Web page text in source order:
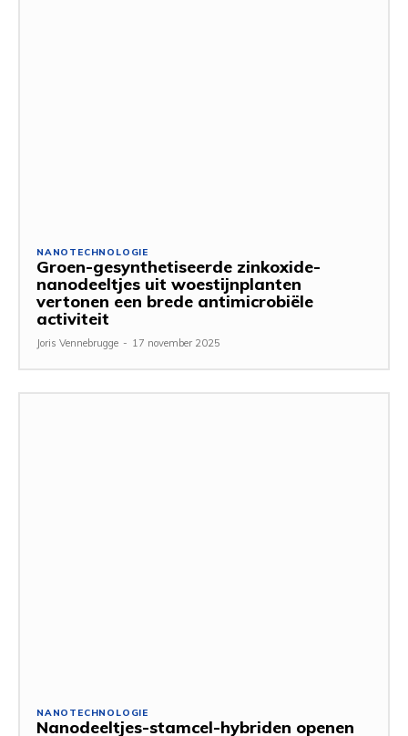
NANOTECHNOLOGIE
Groen-gesynthetiseerde zinkoxide-
nanodeeltjes uit woestijnplanten
vertonen een brede antimicrobiële
activiteit
Joris Vennebrugge - 17 november 2025
NANOTECHNOLOGIE
Nanodeeltjes-stamcel-hybriden openen